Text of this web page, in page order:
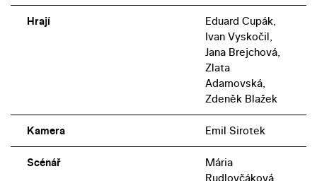
Hrají
Eduard Cupák,
Ivan Vyskočil,
Jana Brejchová,
Zlata
Adamovská,
Zdeněk Blažek
Kamera Emil Sirotek
Scénář
Mária